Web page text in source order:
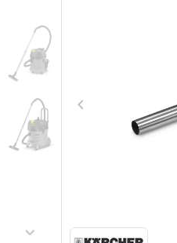
keyboard_arrow_right
Précédent
keyboard_arrow_left